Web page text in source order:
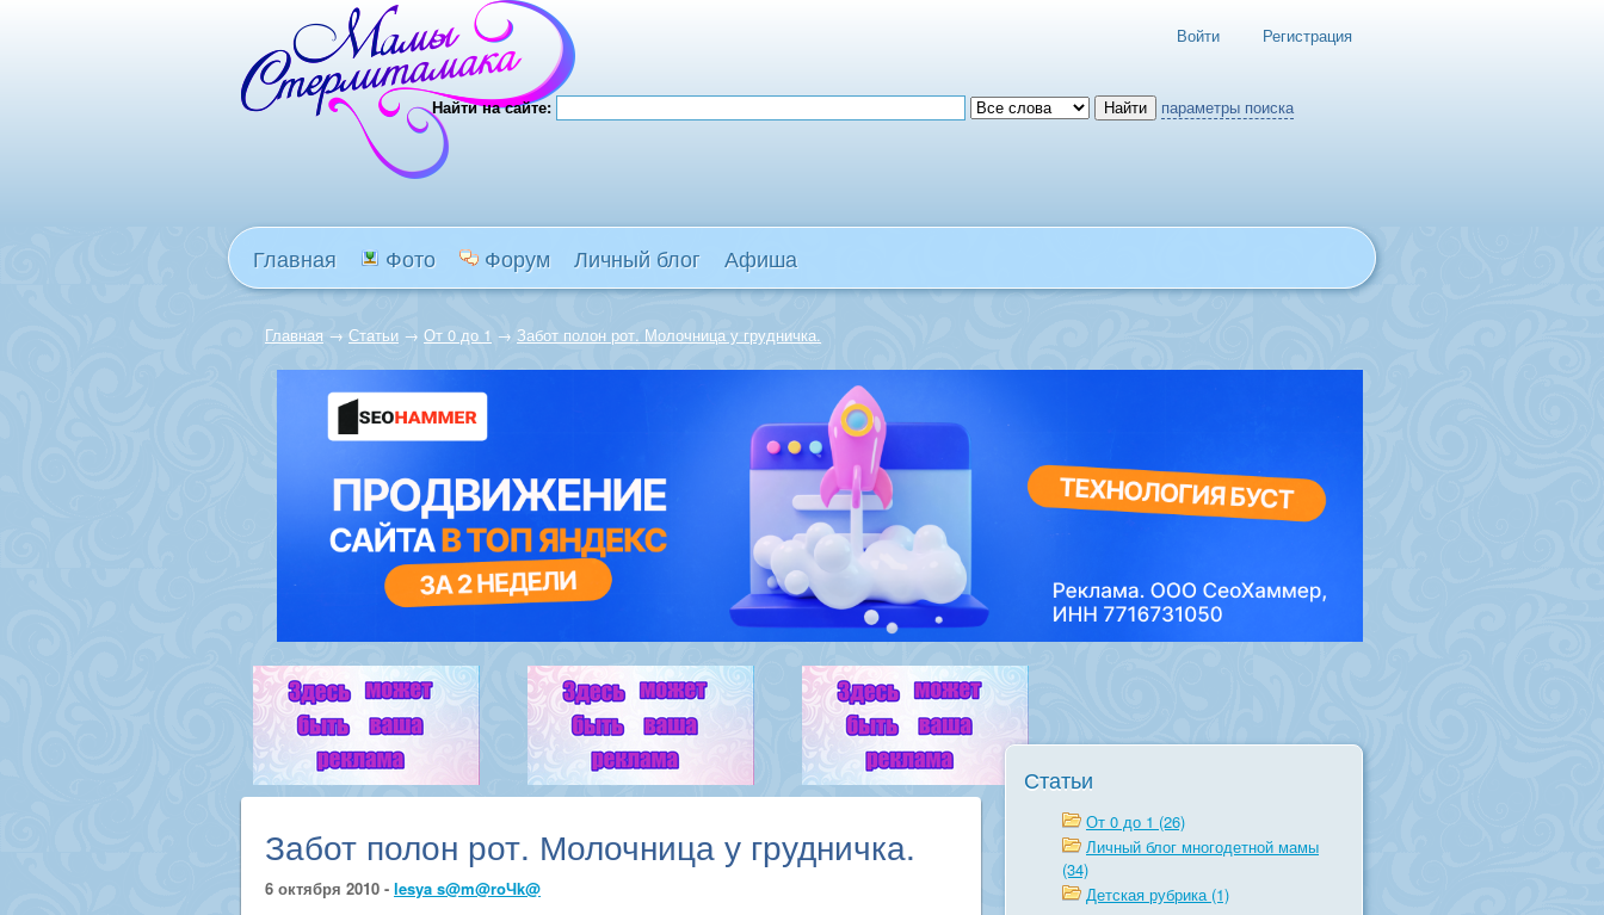
Войти Регистрация
Найти на сайте: параметры поиска
Главная Фото Форум Личный блог Афиша
Главная → Статьи → От 0 до 1 → Забот полон рот. Молочница у грудничка.
Забот полон рот. Молочница у грудничка.
6 октября 2010 - lesya s@m@roЧk@
Статьи
От 0 до 1 (26)
Личный блог многодетной мамы
(34)
Детская рубрика (1)